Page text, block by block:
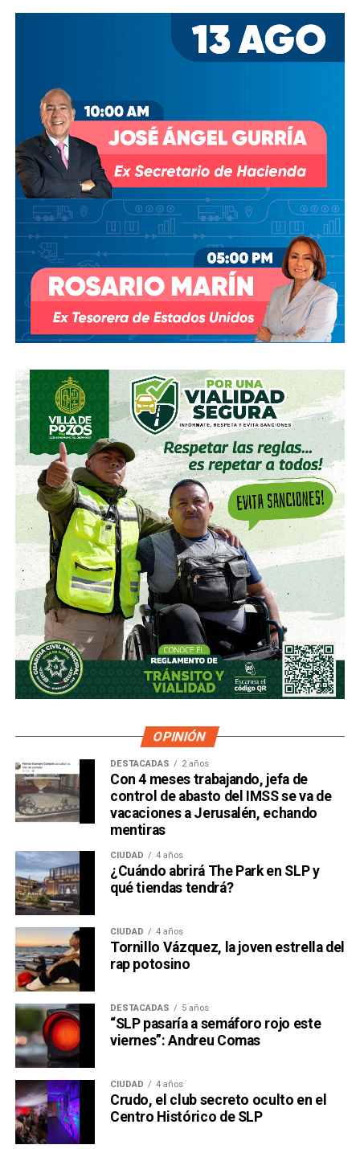
Arrancó la carrera, todos la van perdiendo |
OPINIÓN
DESTACADAS 2 años
Con 4 meses trabajando, jefa de
control de abasto del IMSS se va de
vacaciones a Jerusalén, echando
mentiras
CIUDAD 4 años
¿Cuándo abrirá The Park en SLP y
qué tiendas tendrá?
CIUDAD 4 años
Tornillo Vázquez, la joven estrella del
rap potosino
DESTACADAS 5 años
“SLP pasaría a semáforo rojo este
viernes”: Andreu Comas
CIUDAD 4 años
Crudo, el club secreto oculto en el
Centro Histórico de SLP